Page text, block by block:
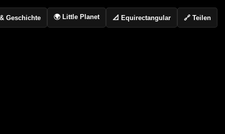
Geschichte 🌍 Little Planet 📐 Equirectangular 🔗 Teilen